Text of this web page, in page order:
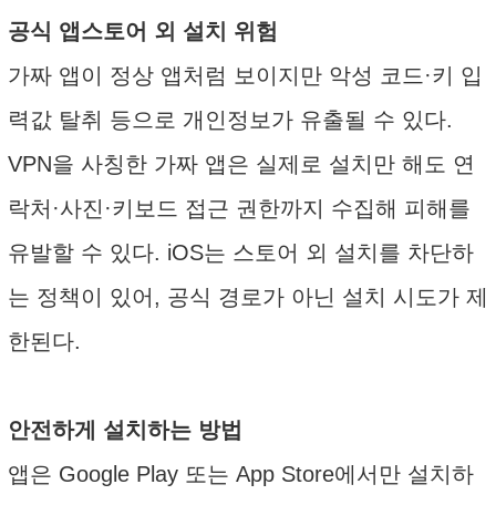
공식 앱스토어 외 설치 위험
가짜 앱이 정상 앱처럼 보이지만 악성 코드·키 입
력값 탈취 등으로 개인정보가 유출될 수 있다.
VPN을 사칭한 가짜 앱은 실제로 설치만 해도 연
락처·사진·키보드 접근 권한까지 수집해 피해를
유발할 수 있다. iOS는 스토어 외 설치를 차단하
는 정책이 있어, 공식 경로가 아닌 설치 시도가 제
한된다.
안전하게 설치하는 방법
앱은 Google Play 또는 App Store에서만 설치하